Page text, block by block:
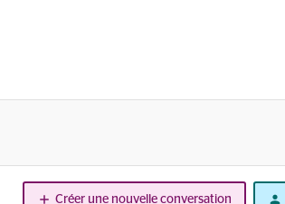
Créer une nouvelle conversation